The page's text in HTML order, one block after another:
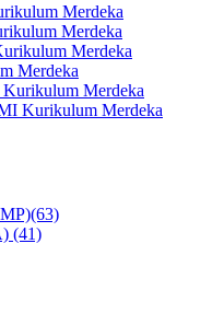
Merdeka
Merdeka
Merdeka
Merdeka
Merdeka
Kurikulum Merdeka
(63)
(41)